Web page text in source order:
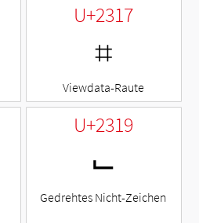
U+2317
⌗
Viewdata-Raute
U+2319
⌙
Gedrehtes Nicht-Zeichen